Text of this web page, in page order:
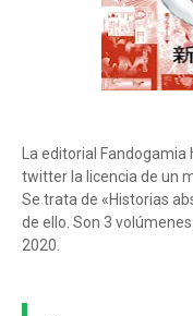
La editorial
twitter la licencia de un
Se trata de «Historias
de ello. Son 3
2020.